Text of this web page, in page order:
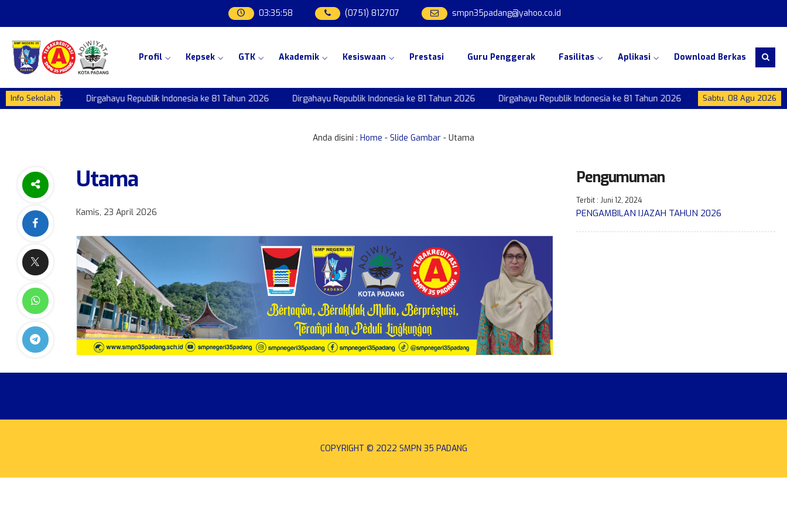
03:35:58 (0751) 812707 smpn35padang@yahoo.co.id
Profil Kepsek GTK Akademik Kesiswaan Prestasi Guru Penggerak Fasilitas Aplikasi Download Berkas
Info Sekolah Sabtu, 08 Agu 2026
Tahun 2026 Dirgahayu Republik Indonesia ke 81 Tahun 2026 Dirgahayu Republik Indonesia ke 81 Tahun 2026 Dirgahayu Republik Indonesia ke 81 Tahun 2026 Dirgahayu Republik
Anda disini : Home - Slide Gambar - Utama
Utama
Kamis, 23 April 2026
Pengumuman
Terbit : Juni 12, 2024
PENGAMBILAN IJAZAH TAHUN 2026
COPYRIGHT © 2022 SMPN 35 PADANG